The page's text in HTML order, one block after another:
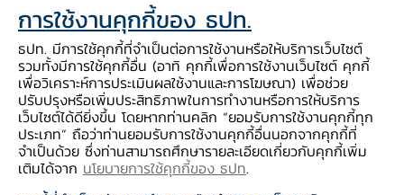
ตลอดหลายปีที่ผ่านมา “ทุเรียน” คือผลไม้ส่งออก
อันดับหนึ่งของไทย ที่มีมูลค่าการส่งออกกว่าแสน
ล้านบาทต่อปี สร้างรายได้เป็นกอบเป็นกำให้กับ
ชาวสวนทุเรียน จุดกระแสให้หันมาปลูกกันมากขึ้น
Download PDF
การใช้งานคุกกี้ของ ธปท.
ธปท. มีการใช้คุกกี้ที่จำเป็นต่อการใช้งานหรือให้บริการเว็บไซต์
รวมทั้งมีการใช้คุกกี้อื่น (อาทิ คุกกี้เพื่อการใช้งานเว็บไซต์ คุกกี้
เพื่อวิเคราะห์การประเมินผลใช้งานและการโฆษณา) เพื่อช่วย
ปรับปรุงหรือเพิ่มประสิทธิภาพในการทำงานหรือการให้บริการ
เว็บไซต์ได้ดียิ่งขึ้น โดยหากท่านคลิก “ยอมรับการใช้งานคุกกี้ทุก
ประเภท” ถือว่าท่านยอมรับการใช้งานคุกกี้อื่นนอกจากคุกกี้ที่
จำเป็นด้วย ซึ่งท่านสามารถศึกษารายละเอียดเกี่ยวกับคุกกี้เพิ่ม
เติมได้จาก นโยบายการใช้คุกกี้ของ ธปท.